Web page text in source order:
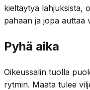
kieltäytyä lahjuksista,
pahaan ja jopa auttaa
Pyhä aika
Oikeussalin tuolla
rytmin. Maata tulee